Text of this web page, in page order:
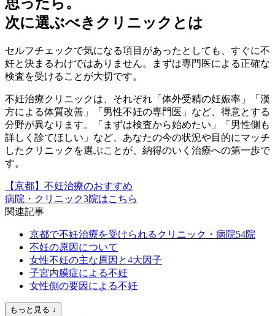
次に選ぶべきクリニックとは
セルフチェックで気になる項目があったとしても、すぐに不
妊と決まるわけではありません。まずは専門医による正確な
検査を受けることが大切です。
不妊治療クリニックは、それぞれ「体外受精の妊娠率」「漢
方による体質改善」「男性不妊の専門医」など、得意とする
分野が異なります。「まずは検査から始めたい」「男性側も
詳しく診てほしい」など、 あなたの今の状況や目的にマッチ
したクリニックを選ぶこと が、納得のいく治療への第一歩で
す。
【京都】不妊治療のおすすめ
病院・クリニック3院はこちら
関連記事
京都で不妊治療を受けられるクリニック・病院54院
不妊の原因について
女性不妊の主な原因と4大因子
子宮内膜症による不妊
女性側の要因による不妊
もっと見る ↓